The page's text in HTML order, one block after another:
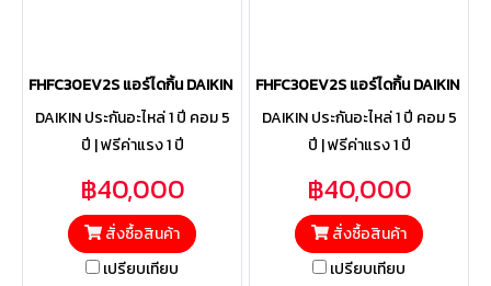
FHFC30EV2S แอร์ไดกิ้น DAIKIN รุ่น SkyAir Ceiling Standard
DAIKIN ประกันอะไหล่ 1 ปี คอม 5
ปี | ฟรีค่าแรง 1 ปี
฿40,000
สั่งซื้อสินค้า
เปรียบเทียบ
FHFC30EV2S แอร์ไดกิ้น DAIKIN
DAIKIN ประกันอะไหล่ 1 ปี คอม 5
ปี | ฟรีค่าแรง 1 ปี
฿40,000
สั่งซื้อสินค้า
เปรียบเทียบ